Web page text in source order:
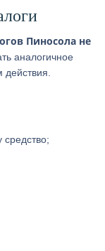
Пиносола не
аналогичное
средство;